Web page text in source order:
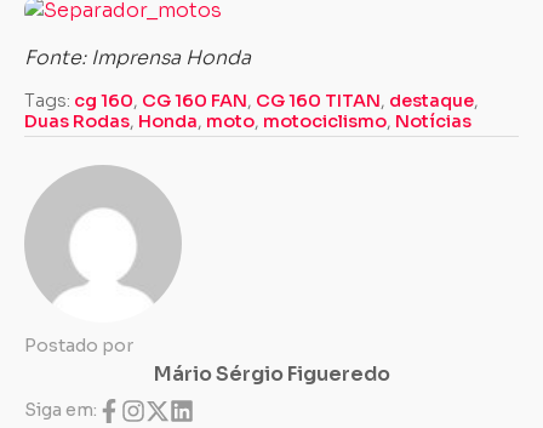
Fonte: Imprensa Honda
Tags: cg 160, CG 160 FAN, CG 160 TITAN, destaque,
Duas Rodas, Honda, moto, motociclismo, Notícias
Postado por
Mário Sérgio Figueredo
Siga em: